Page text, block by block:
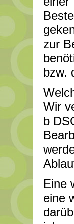
zur
bzw.
Wir
b
Eine
eine